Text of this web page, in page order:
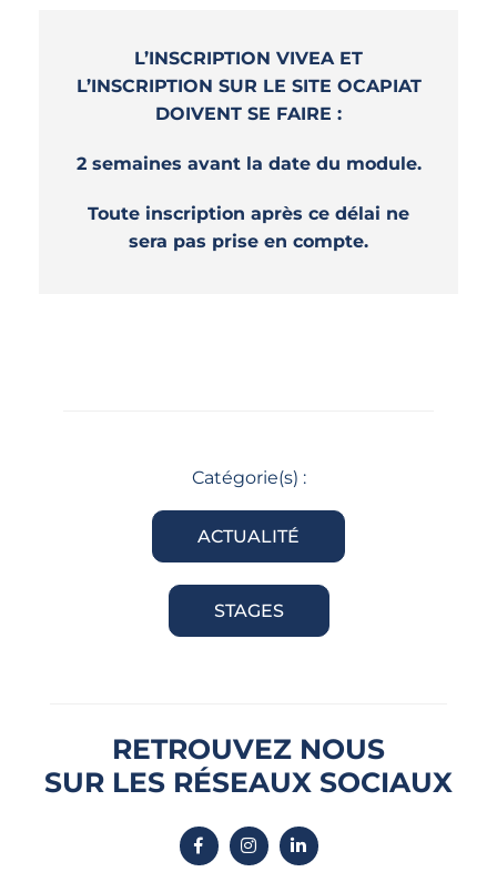
L’INSCRIPTION VIVEA ET
L’INSCRIPTION SUR LE SITE OCAPIAT
DOIVENT SE FAIRE :
2 semaines avant la date du module.
Toute inscription après ce délai ne
sera pas prise en compte.
Catégorie(s) :
ACTUALITÉ
STAGES
RETROUVEZ NOUS
SUR LES RÉSEAUX SOCIAUX